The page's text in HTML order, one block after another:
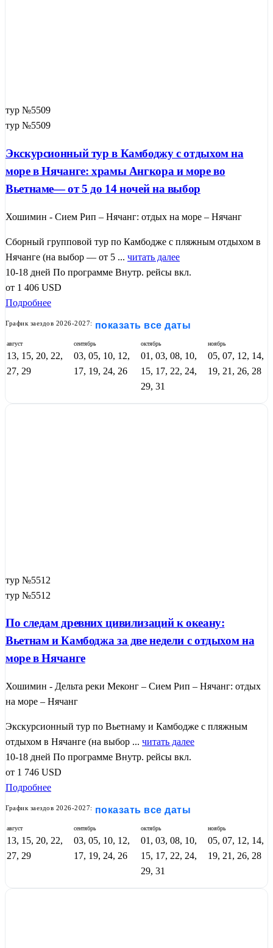
тур №5509
тур №5509
Экскурсионный тур в Камбоджу с отдыхом на
море в Нячанге: храмы Ангкора и море во
Вьетнаме— от 5 до 14 ночей на выбор
Хошимин - Сием Рип – Нячанг: отдых на море – Нячанг
Сборный групповой тур по Камбодже с пляжным отдыхом в
Нячанге (на выбор — от 5 ... читать далее
10-18 дней По программе Внутр. рейсы вкл.
от 1 406 USD
Подробнее
График заездов 2026-2027: показать все даты
август
13, 15, 20, 22,
27, 29
сентябрь
03, 05, 10, 12,
17, 19, 24, 26
октябрь
01, 03, 08, 10,
15, 17, 22, 24,
29, 31
ноябрь
05, 07, 12, 14,
19, 21, 26, 28
тур №5512
тур №5512
По следам древних цивилизаций к океану:
Вьетнам и Камбоджа за две недели с отдыхом на
море в Нячанге
Хошимин - Дельта реки Меконг – Сием Рип – Нячанг: отдых
на море – Нячанг
Экскурсионный тур по Вьетнаму и Камбодже с пляжным
отдыхом в Нячанге (на выбор ... читать далее
10-18 дней По программе Внутр. рейсы вкл.
от 1 746 USD
Подробнее
График заездов 2026-2027: показать все даты
август
13, 15, 20, 22,
27, 29
сентябрь
03, 05, 10, 12,
17, 19, 24, 26
октябрь
01, 03, 08, 10,
15, 17, 22, 24,
29, 31
ноябрь
05, 07, 12, 14,
19, 21, 26, 28